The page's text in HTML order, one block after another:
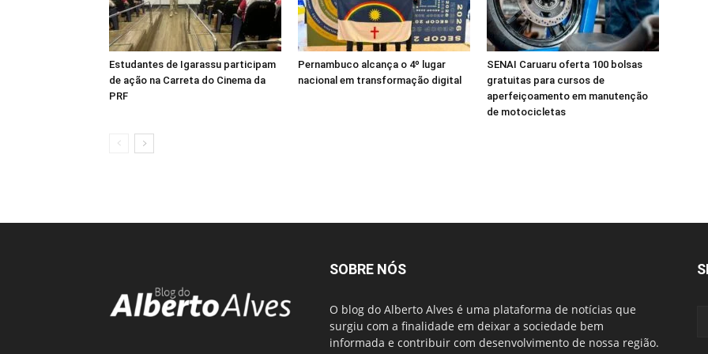
Estudantes de Igarassu participam
de ação na Carreta do Cinema da
PRF
Pernambuco alcança o 4º lugar
nacional em transformação digital
SENAI Caruaru oferta 100 bolsas
gratuitas para cursos de
aperfeiçoamento em manutenção
de motocicletas
SOBRE NÓS
O blog do Alberto Alves é uma plataforma de notícias que
surgiu com a finalidade em deixar a sociedade bem
informada e contribuir com desenvolvimento de nossa região.